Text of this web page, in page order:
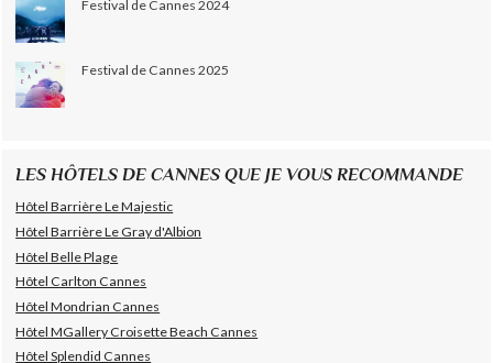
Festival de Cannes 2024
Festival de Cannes 2025
LES HÔTELS DE CANNES QUE JE VOUS RECOMMANDE
Hôtel Barrière Le Majestic
Hôtel Barrière Le Gray d'Albion
Hôtel Belle Plage
Hôtel Carlton Cannes
Hôtel Mondrian Cannes
Hôtel MGallery Croisette Beach Cannes
Hôtel Splendid Cannes